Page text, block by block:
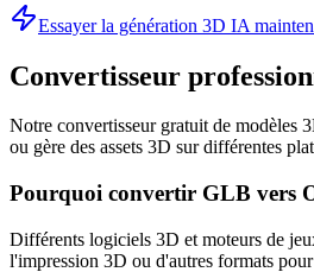
Essayer la génération 3D IA
Convertisseur
Notre convertisseur gratuit de modèles
ou gère des assets 3D sur différentes
Pourquoi convertir GLB vers
Différents logiciels 3D et moteurs de
l'impression 3D ou d'autres formats